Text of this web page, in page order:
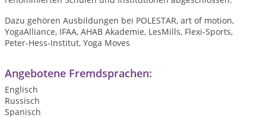
Dazu gehören Ausbildungen bei POLESTAR, art of motion,
YogaAlliance, IFAA, AHAB Akademie, LesMills, Flexi-Sports,
Peter-Hess-Institut, Yoga Moves
Angebotene Fremdsprachen:
Englisch
Russisch
Spanisch